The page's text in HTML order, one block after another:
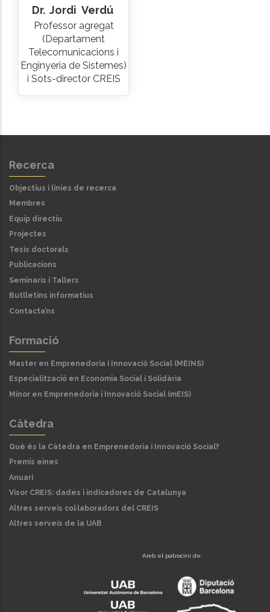
Dr. Jordi Verdú
Professor agregat
(Departament
Telecomunicacions i
Enginyeria de Sistemes)
i Sots-director CREIS
Recerca
Objectius i línies de recerca
Membres
Equip directiu
Projectes
Tesis doctorals
Publicacions
Seminaris i Tallers
Butlletins informatius
Contacta’ns
Formació
Master en Emprenedoria i Innovació Social (MEINS)
Especialització en Economia Social i Solidària
Mínor en Emprenedoria i Innovació Social (mEIS)
Càtedra
Què és la Càtedra en Emprenedoria i Innovació Social?
Premis eines
Anuari
Visor CREIS: dades i indicadores de Catalunya
Altres serveis col·laboradors del CREIS
Altres serveis de la UAB
Amb el patrocini de: